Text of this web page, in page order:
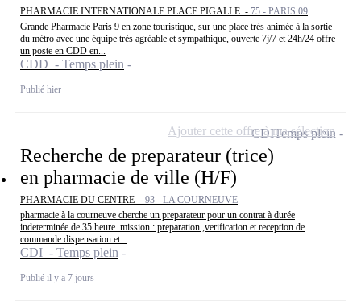
PHARMACIE INTERNATIONALE PLACE PIGALLE - 75 - PARIS 09
Grande Pharmacie Paris 9 en zone touristique, sur une place très animée à la sortie
du métro avec une équipe très agréable et sympathique, ouverte 7j/7 et 24h/24 offre
un poste en CDD en...
CDD - Temps plein
Publié hier
Recherche de preparateur (trice)
en pharmacie de ville (H/F)
PHARMACIE DU CENTRE - 93 - LA COURNEUVE
pharmacie à la courneuve cherche un preparateur pour un contrat à durée
indeterminée de 35 heure. mission : preparation ,verification et reception de
commande dispensation et...
CDI - Temps plein
Publié il y a 7 jours
CDITemps plein
Ajouter cette offre à ma sélection